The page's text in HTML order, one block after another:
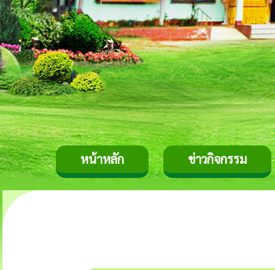
หน้าหลัก ข่าวกิจกรรม